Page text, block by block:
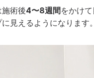
術後4〜8週間 をかけ
見えるようになります。